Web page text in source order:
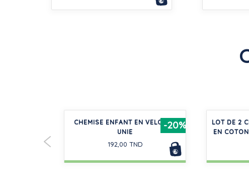
-20%
CHEMISE ENFANT EN VELOURS
UNIE
192,00 TND
LOT DE 2
EN